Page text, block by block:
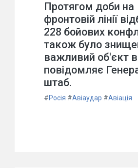
Протягом доби на
фронтовій лінії
228 бойових
також було
важливий об'єкт
повідомляє
штаб.
#Росія #Авіаудар #Авіація